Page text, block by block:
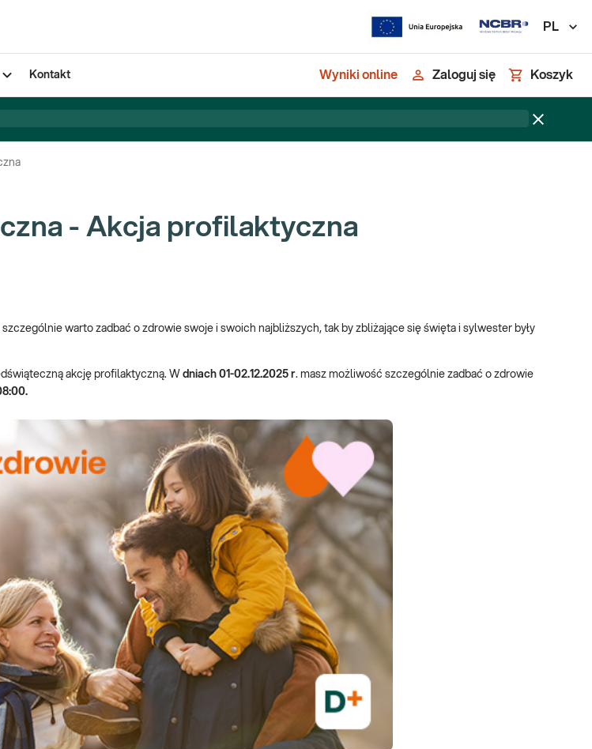
PL
Kontakt Wyniki online Zaloguj się Koszyk
- Akcja profilaktyczna
warto zadbać o zdrowie swoje i swoich najbliższych, tak by zbliżające się święta i sylwester były
akcję profilaktyczną. W dniach 01-02.12.2025 r. masz możliwość szczególnie zadbać o zdrowie